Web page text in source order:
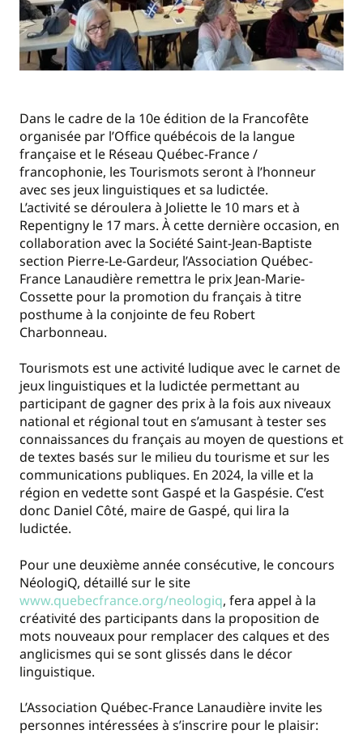
Dans le cadre de la 10e édition de la Francofête
organisée par l’Office québécois de la langue
française et le Réseau Québec-France /
francophonie, les Tourismots seront à l’honneur
avec ses jeux linguistiques et sa ludictée.
L’activité se déroulera à Joliette le 10 mars et à
Repentigny le 17 mars. À cette dernière occasion, en
collaboration avec la Société Saint-Jean-Baptiste
section Pierre-Le-Gardeur, l’Association Québec-
France Lanaudière remettra le prix Jean-Marie-
Cossette pour la promotion du français à titre
posthume à la conjointe de feu Robert
Charbonneau.
Tourismots est une activité ludique avec le carnet de
jeux linguistiques et la ludictée permettant au
participant de gagner des prix à la fois aux niveaux
national et régional tout en s’amusant à tester ses
connaissances du français au moyen de questions et
de textes basés sur le milieu du tourisme et sur les
communications publiques. En 2024, la ville et la
région en vedette sont Gaspé et la Gaspésie. C’est
donc Daniel Côté, maire de Gaspé, qui lira la
ludictée.
Pour une deuxième année consécutive, le concours
NéologiQ, détaillé sur le site
www.quebecfrance.org/neologiq, fera appel à la
créativité des participants dans la proposition de
mots nouveaux pour remplacer des calques et des
anglicismes qui se sont glissés dans le décor
linguistique.
L’Association Québec-France Lanaudière invite les
personnes intéressées à s’inscrire pour le plaisir: